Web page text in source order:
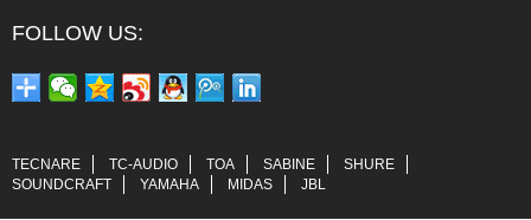
FOLLOW US:
TECNARE TC-AUDIO TOA SABINE
SHURE
SOUNDCRAFT
YAMAHA MIDAS JBL